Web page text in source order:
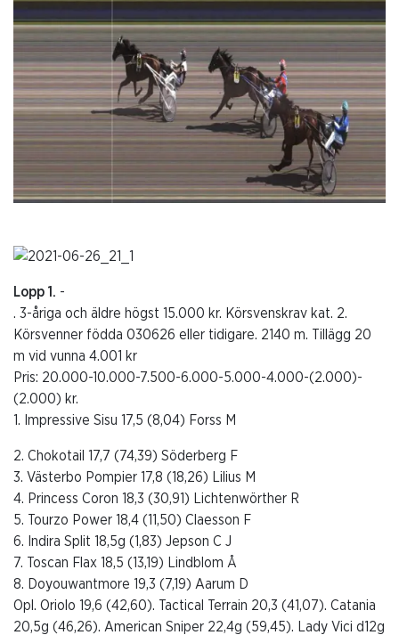
Lopp 1. -
. 3-åriga och äldre högst 15.000 kr. Körsvenskrav kat. 2.
Körsvenner födda 030626 eller tidigare. 2140 m. Tillägg 20
m vid vunna 4.001 kr
Pris: 20.000-10.000-7.500-6.000-5.000-4.000-(2.000)-
(2.000) kr.
1. Impressive Sisu 17,5 (8,04) Forss M
2. Chokotail 17,7 (74,39) Söderberg F
3. Västerbo Pompier 17,8 (18,26) Lilius M
4. Princess Coron 18,3 (30,91) Lichtenwörther R
5. Tourzo Power 18,4 (11,50) Claesson F
6. Indira Split 18,5g (1,83) Jepson C J
7. Toscan Flax 18,5 (13,19) Lindblom Å
8. Doyouwantmore 19,3 (7,19) Aarum D
Opl. Oriolo 19,6 (42,60). Tactical Terrain 20,3 (41,07). Catania
20,5g (46,26). American Sniper 22,4g (59,45). Lady Vici d12g